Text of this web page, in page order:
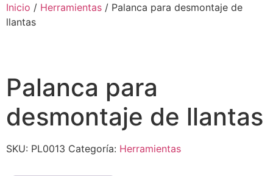
al
Inicio / Herramientas / Palanca para desmontaje de
llantas
Palanca para
desmontaje de llantas
SKU: PL0013 Categoría: Herramientas